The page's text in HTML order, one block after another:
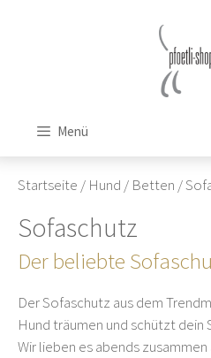
Menü
Startseite / Hund / Betten /
Sofaschutz
Der beliebte
Der Sofaschutz aus dem
Hund träumen und schützt dein
Wir lieben es abends